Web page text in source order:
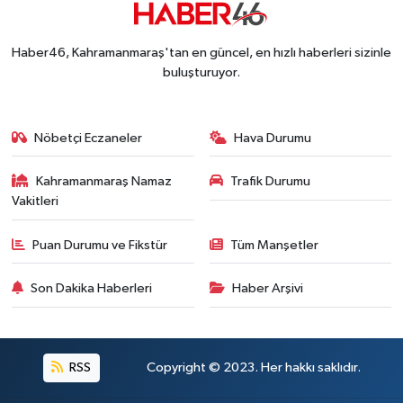
Kahramanmaraş'ta İş Kazası Can Aldı: Reklam
Haber46, Kahramanmaraş'tan en güncel, en hızlı haberleri sizinle
buluşturuyor.
Nöbetçi Eczaneler Hava Durumu
Kahramanmaraş Namaz
Vakitleri
Trafik Durumu
Puan Durumu ve Fikstür Tüm Manşetler
Son Dakika Haberleri Haber Arşivi
RSS Copyright © 2023. Her hakkı saklıdır.